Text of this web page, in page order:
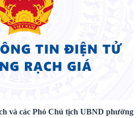
và các Phó Chủ tịch UBND phường